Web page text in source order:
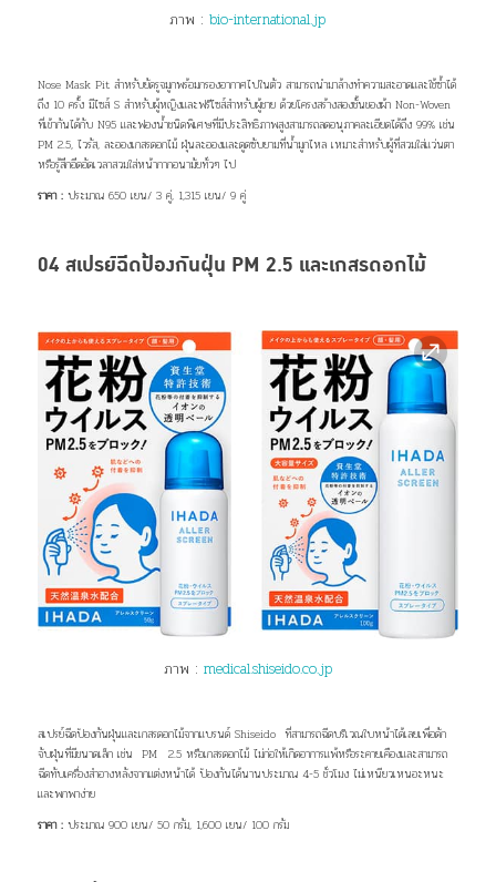
ภาพ :bio-international.jp
Nose Mask Pit สำหรับยัดรูจมูกพร้อมกรองอากาศไปในตัว สามารถนำมาล้างทำความสะอาดและใช้ซ้ำได้
ถึง 10 ครั้ง มีไซส์ S สำหรับผู้หญิงและฟรีไซส์สำหรับผู้ชาย ด้วยโครงสร้างสองชั้นของผ้า Non-Woven
ที่เข้ากันได้กับ N95 และฟองน้ำชนิดพิเศษที่มีประสิทธิภาพสูงสามารถลดอนุภาคละเอียดได้ถึง 99% เช่น
PM 2.5, ไวรัส, ละอองเกสรดอกไม้ ฝุ่นละอองและดูดซับยามที่น้ำมูกไหล เหมาะสำหรับผู้ที่สวมใส่แว่นตา
หรือรู้สึกอึดอัดเวลาสวมใส่หน้ากากอนามัยทั่วๆ ไป
ราคา : ประมาณ 650 เยน/ 3 คู่, 1,315 เยน/ 9 คู่
04 สเปรย์ฉีดป้องกันฝุ่น PM 2.5 และเกสรดอกไม้
ภาพ : medical.shiseido.co.jp
สเปรย์ฉีดป้องกันฝุ่นและเกสรดอกไม้จากแบรนด์ Shiseido ที่สามารถฉีดบริเวณใบหน้าได้เลยเพื่อดัก
จับฝุ่นที่มีขนาดเล็ก เช่น PM 2.5 หรือเกสรดอกไม้ ไม่ก่อให้เกิดอาการแพ้หรือระคายเคืองและสามารถ
ฉีดทับเครื่องสำอางหลังจากแต่งหน้าได้ ป้องกันได้นานประมาณ 4-5 ชั่วโมง ไม่เหนียวเหนอะหนะ
และพกพาง่าย
ราคา : ประมาณ 900 เยน/ 50 กรัม, 1,600 เยน/ 100 กรัม